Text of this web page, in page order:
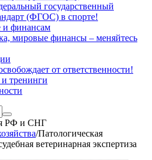
государственный
(ФГОС) в спорте!
и финансам
мировые финансы – меняйтесь
от ответственности!
тренинги
РФ и СНГ
/Патологическая
ветеринарная экспертиза